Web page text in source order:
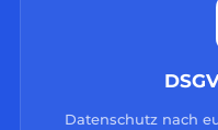
Datenschutz nach